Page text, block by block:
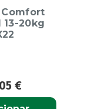
13-20kg
€